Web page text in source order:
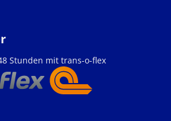
Stunden mit trans-o-flex